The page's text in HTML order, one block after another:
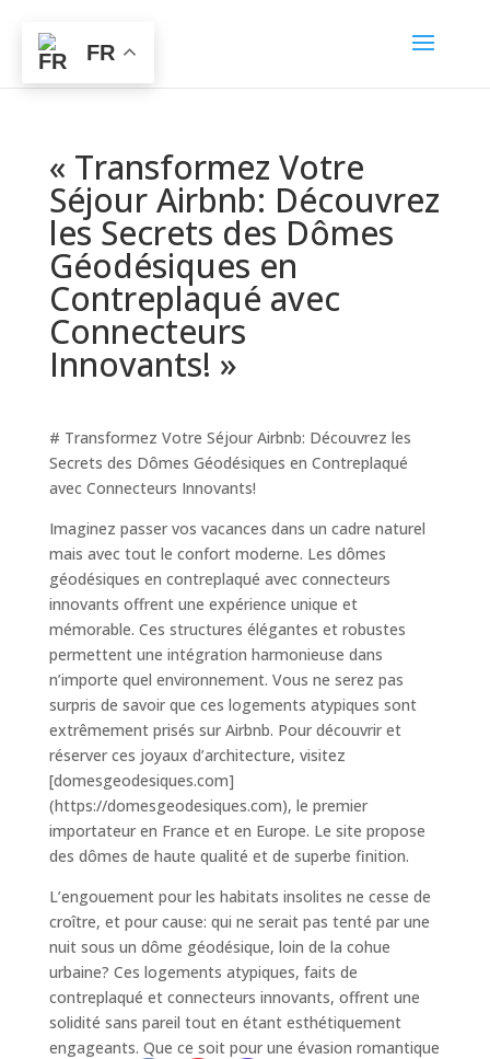
« Transformez Votre
Séjour Airbnb: Découvrez
les Secrets des Dômes
Géodésiques en
Contreplaqué avec
Connecteurs
Innovants! »
# Transformez Votre Séjour Airbnb: Découvrez les
Secrets des Dômes Géodésiques en Contreplaqué
avec Connecteurs Innovants!
Imaginez passer vos vacances dans un cadre naturel
mais avec tout le confort moderne. Les dômes
géodésiques en contreplaqué avec connecteurs
innovants offrent une expérience unique et
mémorable. Ces structures élégantes et robustes
permettent une intégration harmonieuse dans
n’importe quel environnement. Vous ne serez pas
surpris de savoir que ces logements atypiques sont
extrêmement prisés sur Airbnb. Pour découvrir et
réserver ces joyaux d’architecture, visitez
[domesgeodesiques.com]
(https://domesgeodesiques.com), le premier
importateur en France et en Europe. Le site propose
des dômes de haute qualité et de superbe finition.
L’engouement pour les habitats insolites ne cesse de
croître, et pour cause: qui ne serait pas tenté par une
nuit sous un dôme géodésique, loin de la cohue
urbaine? Ces logements atypiques, faits de
contreplaqué et connecteurs innovants, offrent une
solidité sans pareil tout en étant esthétiquement
engageants. Que ce soit pour une évasion romantique
FR